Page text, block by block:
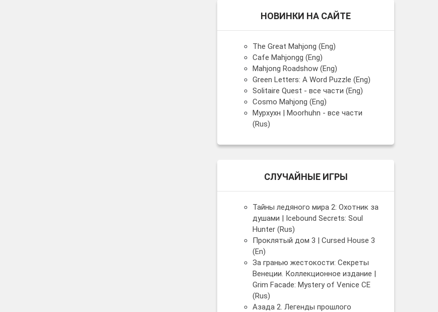
НОВИНКИ НА САЙТЕ
The Great Mahjong (Eng)
Cafe Mahjongg (Eng)
Mahjong Roadshow (Eng)
Green Letters: A Word Puzzle (Eng)
Solitaire Quest - все части (Eng)
Cosmo Mahjong (Eng)
Мурхухн | Moorhuhn - все части
(Rus)
СЛУЧАЙНЫЕ ИГРЫ
Тайны ледяного мира 2: Охотник за
душами | Icebound Secrets: Soul
Hunter (Rus)
Проклятый дом 3 | Cursed House 3
(En)
За гранью жестокости: Секреты
Венеции. Коллекционное издание |
Grim Facade: Mystery of Venice CE
(Rus)
Азада 2. Легенды прошлого